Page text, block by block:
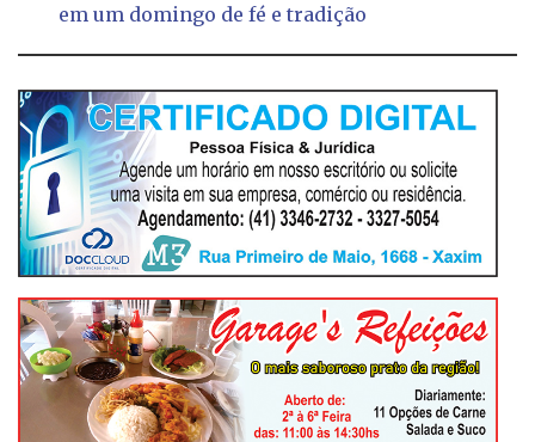
em um domingo de fé e tradição